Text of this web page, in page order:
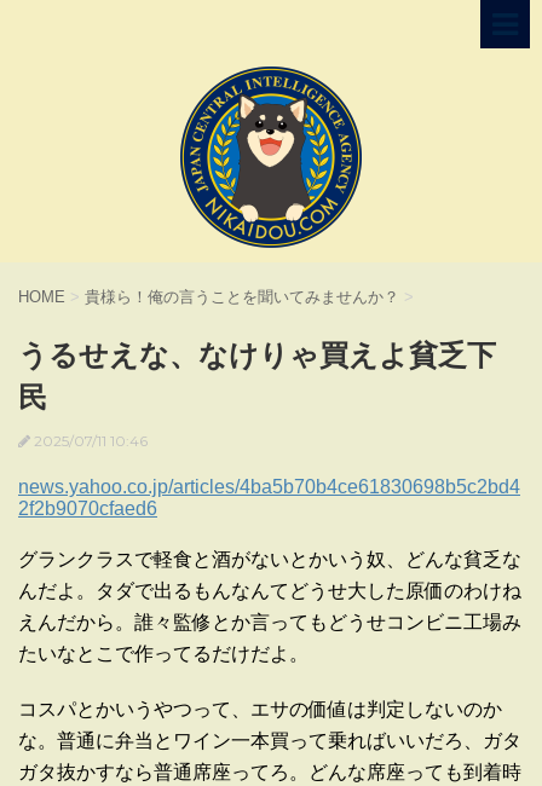
HOME > 貴様ら！俺の言うことを聞いてみませんか？ >
うるせえな、なけりゃ買えよ貧乏下
民
2025/07/11 10:46
news.yahoo.co.jp/articles/4ba5b70b4ce61830698b5c2bd4
2f2b9070cfaed6
グランクラスで軽食と酒がないとかいう奴、どんな貧乏な
んだよ。タダで出るもんなんてどうせ大した原価のわけね
えんだから。誰々監修とか言ってもどうせコンビニ工場み
たいなとこで作ってるだけだよ。
コスパとかいうやつって、エサの価値は判定しないのか
な。普通に弁当とワイン一本買って乗ればいいだろ、ガタ
ガタ抜かすなら普通席座ってろ。どんな席座っても到着時